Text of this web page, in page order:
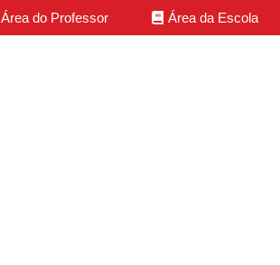
Área do Professor Área da Escola